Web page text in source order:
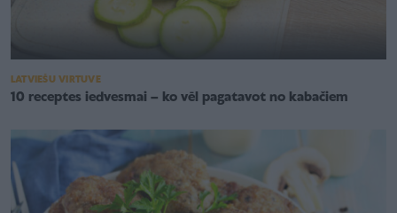
LATVIEŠU VIRTUVE
10 receptes iedvesmai – ko vēl pagatavot no kabačiem